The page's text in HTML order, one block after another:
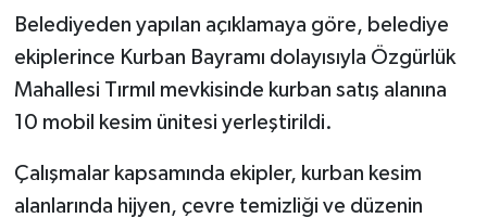
Belediyeden yapılan açıklamaya göre, belediye
ekiplerince Kurban Bayramı dolayısıyla Özgürlük
Mahallesi Tırmıl mevkisinde kurban satış alanına
10 mobil kesim ünitesi yerleştirildi.
Çalışmalar kapsamında ekipler, kurban kesim
alanlarında hijyen, çevre temizliği ve düzenin